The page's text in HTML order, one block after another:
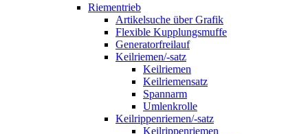
Riementrieb
Artikelsuche über Grafik
Flexible Kupplungsmuffe
Generatorfreilauf
Keilriemen/-satz
Keilriemen
Keilriemensatz
Spannarm
Umlenkrolle
Keilrippenriemen/-satz
Keilrippenriemen